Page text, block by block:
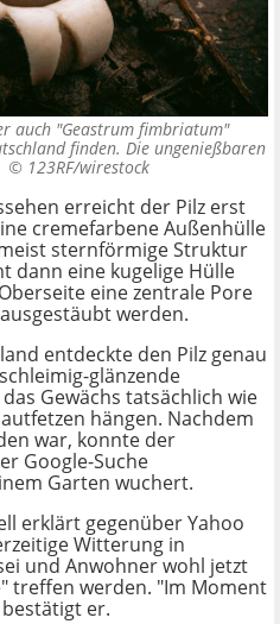
auch "Geastrum fimbriatum"
finden. Die ungenießbaren
© 123RF/wirestock
erreicht der Pilz erst
cremefarbene Außenhülle
sternförmige Struktur
dann eine kugelige Hülle
eine zentrale Pore
werden.
entdeckte den Pilz genau
glänzende
Gewächs tatsächlich wie
hängen. Nachdem
war, konnte der
Google-Suche
Garten wuchert.
erklärt gegenüber Yahoo
Witterung in
und Anwohner wohl jetzt
treffen werden. "Im Moment
er.